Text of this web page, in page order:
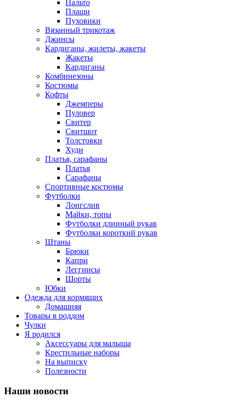
Пальто
Плащи
Пуховики
Вязанный трикотаж
Джинсы
Кардиганы, жилеты, жакеты
Жакеты
Кардиганы
Комбинезоны
Костюмы
Кофты
Джемперы
Пуловер
Свитер
Свитшот
Толстовки
Худи
Платья, сарафаны
Платья
Сарафаны
Спортивные костюмы
Футболки
Лонгслив
Майки, топы
Футболки длинный рукав
Футболки короткий рукав
Штаны
Брюки
Капри
Леггинсы
Шорты
Юбки
Одежда для кормящих
Домашняя
Товары в роддом
Чулки
Я родился
Аксессуары для малыша
Крестильные наборы
На выписку
Полезности
Наши новости